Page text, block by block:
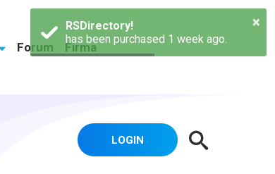
Forum Firma
LOGIN
×
RSDirectory!
has been purchased 1 week ago.